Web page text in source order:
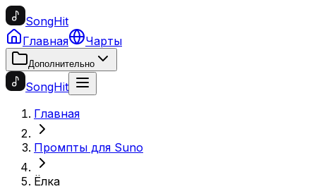
SongHit
Главная
Чарты
Дополнительно
SongHit
Главная
Промпты для Suno
Ёлка